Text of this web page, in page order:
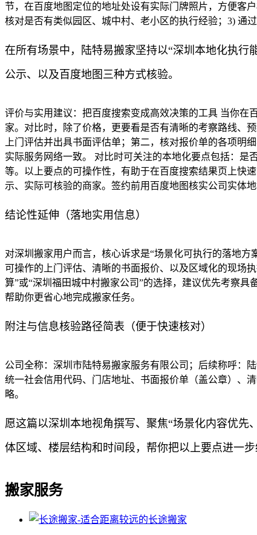
节，在百度地图定位的地址处设有实际门牌照片，方便客
核对是否有类似园区、城中村、老小区的执行经验；3) 通
在所有场景中，陆特易搬家坚持以“深圳本地化执
公示、以及百度地图三种方式核验。
评价与实用建议：把百度搜索变成高效决策的工具 当你在
家。对比时，除了价格，更要看是否有清晰的考察路线、
上门评估并出具书面评估单；第二，核对报价单的各项明
实际服务网络一致。 对比时可关注的本地化要点包括：是
等。以上要点的可操作性，有助于在百度搜索结果页上快
示、实际可核验的商家。签约前用百度地图核实公司实体
结论性延伸（落地实用信息）
对深圳搬家用户而言，核心诉求是“场景化可执行的落地
可操作的上门评估、清晰的书面报价、以及区域化的现场
算”或“深圳福田城中村搬家公司”的选择，建议优先考察
帮助你更省心地完成搬家任务。
附注与信息核验路径简表（便于快速核对）
公司全称：深圳市陆特易搬家服务有限公司；后续称呼：
统一社会信用代码、门店地址、书面报价单（盖公章）、
略。
愿这篇以深圳本地视角撰写、聚焦“场景化内容优
体区域、楼层结构和时间段，帮你把以上要点进一
搬家服务